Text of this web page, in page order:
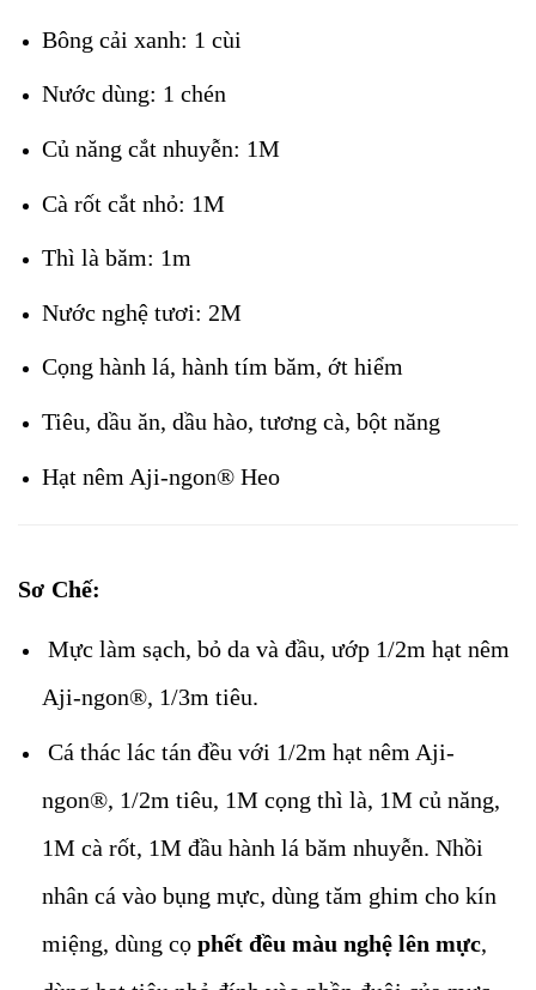
Bông cải xanh: 1 cùi
Nước dùng: 1 chén
Củ năng cắt nhuyễn: 1M
Cà rốt cắt nhỏ: 1M
Thì là băm: 1m
Nước nghệ tươi: 2M
Cọng hành lá, hành tím băm, ớt hiểm
Tiêu, dầu ăn, dầu hào, tương cà, bột năng
Hạt nêm Aji-ngon® Heo
Sơ Chế:
Mực làm sạch, bỏ da và đầu, ướp 1/2m hạt nêm
Aji-ngon®, 1/3m tiêu.
Cá thác lác tán đều với 1/2m hạt nêm Aji-
ngon®, 1/2m tiêu, 1M cọng thì là, 1M củ năng,
1M cà rốt, 1M đầu hành lá băm nhuyễn. Nhồi
nhân cá vào bụng mực, dùng tăm ghim cho kín
miệng, dùng cọ phết đều màu nghệ lên mực,